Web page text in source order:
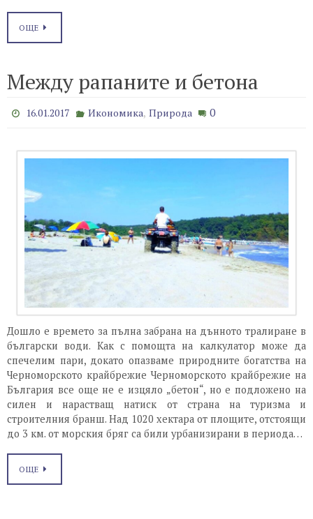
ОЩЕ
Между рапаните и бетона
16.01.2017 Икономика, Природа 0
Дошло е времето за пълна забрана на дънното тралиране в
български води. Как с помощта на калкулатор може да
спечелим пари, докато опазваме природните богатства на
Черноморското крайбрежие Черноморското крайбрежие на
България все още не е изцяло „бетон“, но е подложено на
силен и нарастващ натиск от страна на туризма и
строителния бранш. Над 1020 хектара от площите, отстоящи
до 3 км. от морския бряг са били урбанизирани в периода…
ОЩЕ